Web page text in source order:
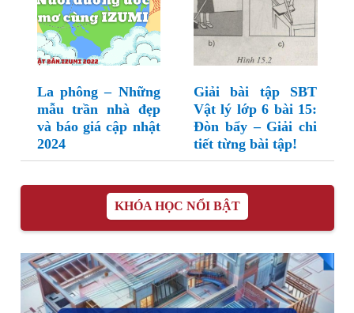
La phông – Những
mẫu trần nhà đẹp
và báo giá cập nhật
2024
Giải bài tập SBT
Vật lý lớp 6 bài 15:
Đòn bẩy – Giải chi
tiết từng bài tập!
KHÓA HỌC NỔI BẬT